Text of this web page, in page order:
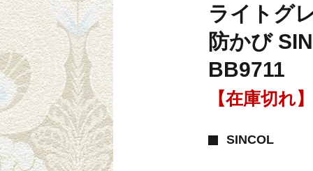
ライトグ
防かび
BB9711
【在庫切れ】
SINCOL